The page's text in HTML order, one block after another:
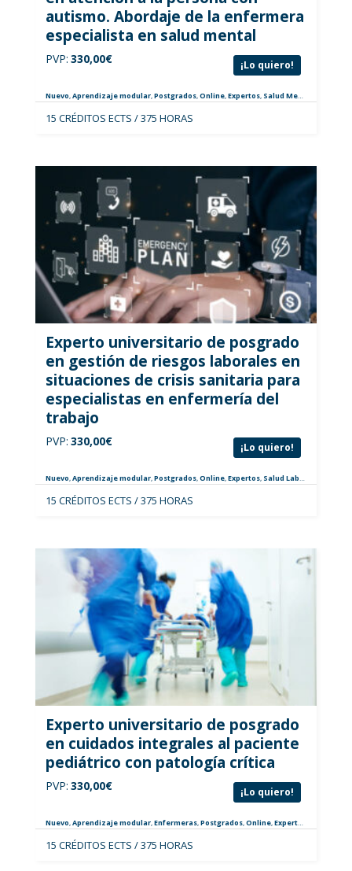
autismo. Abordaje de la enfermera
especialista en salud mental
PVP: 330,00€ ¡Lo quiero!
Nuevo,Aprendizaje modular,Postgrados,Online,Expertos, Salud Mental
15 CRÉDITOS ECTS / 375 HORAS
Experto universitario de posgrado
en gestión de riesgos laborales en
situaciones de crisis sanitaria para
especialistas en enfermería del
trabajo
PVP: 330,00€ ¡Lo quiero!
Nuevo,Aprendizaje modular,Postgrados,Online,Expertos, Salud Laboral
15 CRÉDITOS ECTS / 375 HORAS
Experto universitario de posgrado
en cuidados integrales al paciente
pediátrico con patología crítica
PVP: 330,00€ ¡Lo quiero!
Nuevo,Aprendizaje modular,Enfermeras,Postgrados,Online,Expertos
15 CRÉDITOS ECTS / 375 HORAS